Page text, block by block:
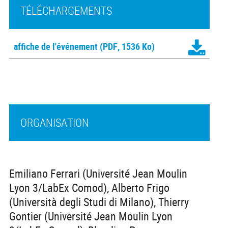
TÉLÉCHARGEMENTS
affiche de l'événement (PDF, 1536 Ko)
ORGANISATION
Emiliano Ferrari (Université Jean Moulin
Lyon 3/LabEx Comod), Alberto Frigo
(Università degli Studi di Milano), Thierry
Gontier (Université Jean Moulin Lyon